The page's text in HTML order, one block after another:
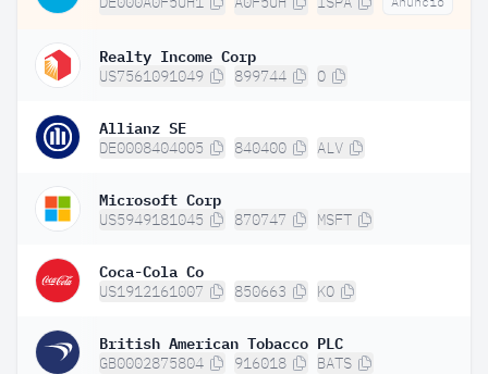
Realty Income Corp
US7561091049 899744 O
Allianz SE
DE0008404005 840400 ALV
Microsoft Corp
US5949181045 870747 MSFT
Coca-Cola Co
US1912161007 850663 KO
British American Tobacco PLC
GB0002875804 916018 BATS